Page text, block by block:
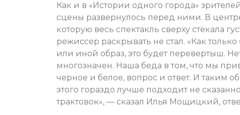
Как и в «Истории одного города»
сцены развернулось перед ними. В
которую весь спектакль сверху стекала
режиссер раскрывать не стал. «Как
или иной образ, это будет перевертыш.
многозначен. Наша беда в том, что мы
черное и белое, вопрос и ответ. И таким
этого гораздо лучше подходит не
трактовок», — сказал Илья Мощицкий,